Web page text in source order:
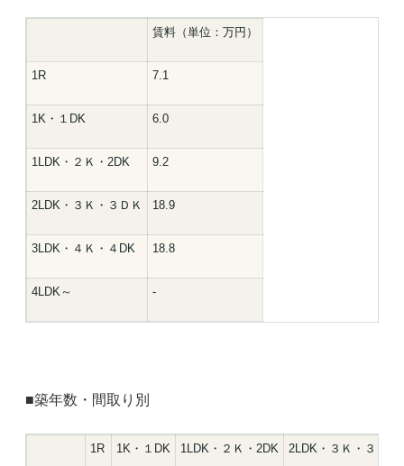
賃料（単位：万円）
1R 7.1
1K・１DK 6.0
1LDK・２Ｋ・2DK 9.2
2LDK・３Ｋ・３ＤＫ 18.9
3LDK・４Ｋ・４DK 18.8
4LDK～ -
■築年数・間取り別
1R 1K・１DK 1LDK・２Ｋ・2DK 2LDK・３Ｋ・３ＤＫ